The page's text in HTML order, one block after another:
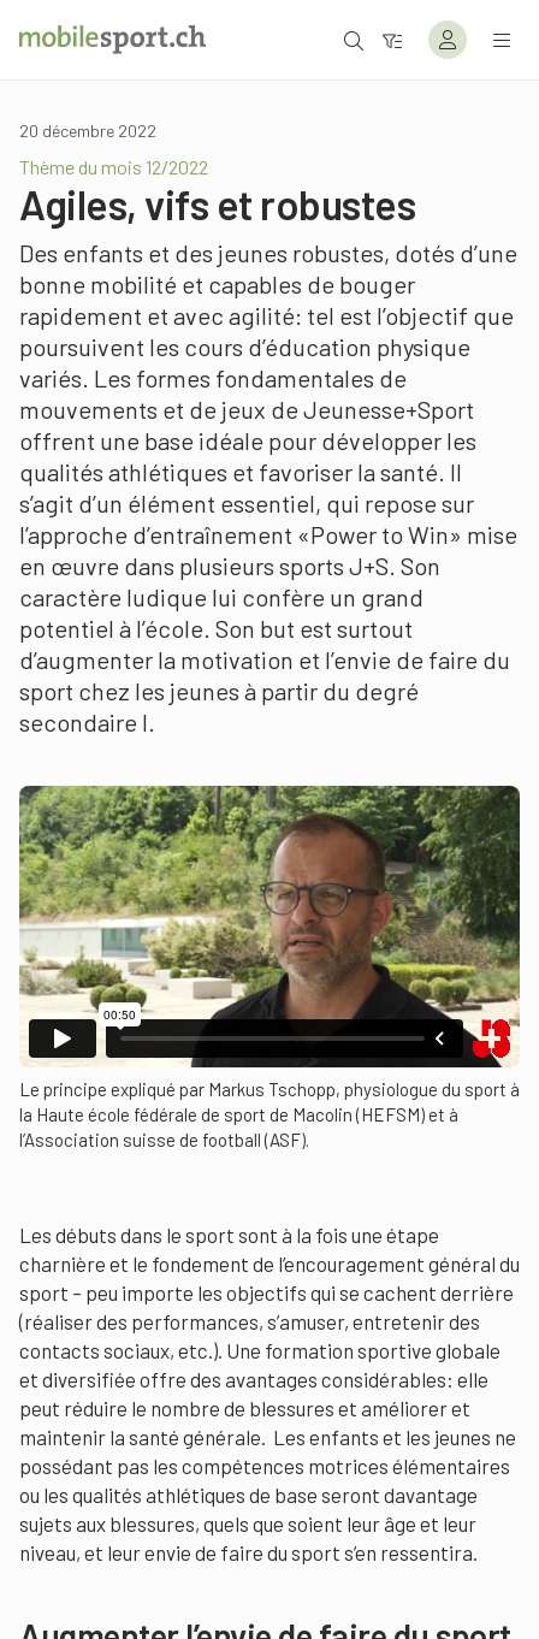
20 décembre 2022
Thème du mois 12/2022
Agiles, vifs et robustes
Des enfants et des jeunes robustes, dotés d’une
bonne mobilité et capables de bouger
rapidement et avec agilité: tel est l’objectif que
poursuivent les cours d’éducation physique
variés. Les formes fondamentales de
mouvements et de jeux de Jeunesse+Sport
offrent une base idéale pour développer les
qualités athlétiques et favoriser la santé. Il
s’agit d’un élément essentiel, qui repose sur
l’approche d’entraînement «Power to Win» mise
en œuvre dans plusieurs sports J+S. Son
caractère ludique lui confère un grand
potentiel à l’école. Son but est surtout
d’augmenter la motivation et l’envie de faire du
sport chez les jeunes à partir du degré
secondaire I.
Le principe expliqué par Markus Tschopp, physiologue du sport à
la Haute école fédérale de sport de Macolin (HEFSM) et à
l’Association suisse de football (ASF).
Les débuts dans le sport sont à la fois une étape
charnière et le fondement de l’encouragement général du
sport – peu importe les objectifs qui se cachent derrière
(réaliser des performances, s’amuser, entretenir des
contacts sociaux, etc.). Une formation sportive globale
et diversifiée offre des avantages considérables: elle
peut réduire le nombre de blessures et améliorer et
maintenir la santé générale. Les enfants et les jeunes ne
possédant pas les compétences motrices élémentaires
ou les qualités athlétiques de base seront davantage
sujets aux blessures, quels que soient leur âge et leur
niveau, et leur envie de faire du sport s’en ressentira.